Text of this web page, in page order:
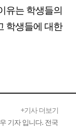
유는 학생들의
학생들에 대한
+기사 더보기
기자 입니다. 전국